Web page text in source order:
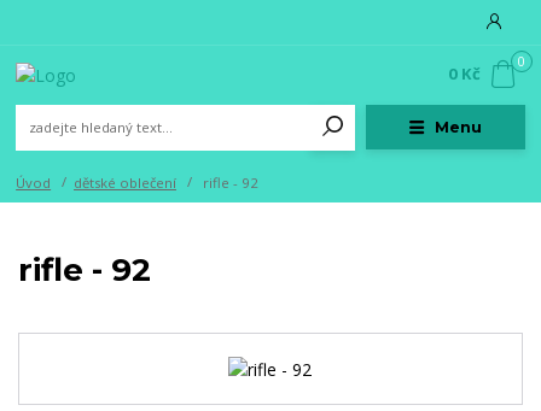
Menu
0
0 Kč
Úvod dětské oblečení rifle - 92
rifle - 92